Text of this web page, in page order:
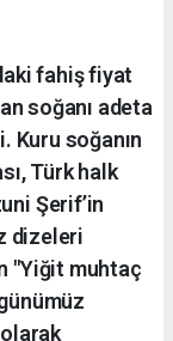
fahiş fiyat
soğanı adeta
Kuru soğanın
Türk halk
Şerif’in
dizeleri
"Yiğit muhtaç